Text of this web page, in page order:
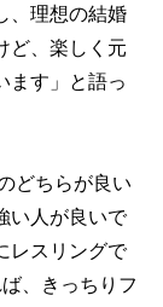
、理想の結婚
ど、楽しく元
ます」と語っ
どちらが良い
い人が良いで
レスリングで
、きっちりフ